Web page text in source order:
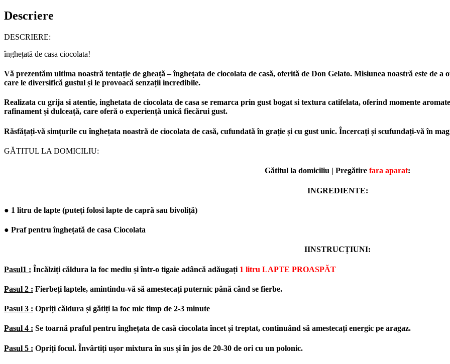
Descriere
DESCRIERE:
înghețată de casa ciocolata!
Vă prezentăm ultima noastră tentație de gheață – înghețata de ciocolata de casă, oferită de Don Gelato. Misiunea noastră este de
care le diversifică gustul și le provoacă senzații incredibile.
Realizata cu grija si atentie, inghetata de ciocolata de casa se remarca prin gust bogat si textura catifelata, oferind momente
rafinament și dulceață, care oferă o experiență unică fiecărui gust.
Răsfățați-vă simțurile cu înghețata noastră de ciocolata de casă, cufundată în grație și cu gust unic. Încercați și scufundați-vă în
GĂTITUL LA DOMICILIU:
Gătitul la domiciliu | Pregătire fara aparat:
INGREDIENTE:
● 1 litru de lapte (puteți folosi lapte de capră sau bivoliță)
● Praf pentru înghețată de casa Ciocolata
IINSTRUCȚIUNI:
Pasul1 : Încălziți căldura la foc mediu și într-o tigaie adâncă adăugați 1 litru LAPTE PROASPĂT
Pasul 2 : Fierbeți laptele, amintindu-vă să amestecați puternic până când se fierbe.
Pasul 3 : Opriți căldura și gătiți la foc mic timp de 2-3 minute
Pasul 4 : Se toarnă praful pentru înghețata de casă ciocolata încet și treptat, continuând să amestecați energic pe aragaz.
Pasul 5 : Opriți focul. Învârtiți ușor mixtura în sus și în jos de 20-30 de ori cu un polonic.